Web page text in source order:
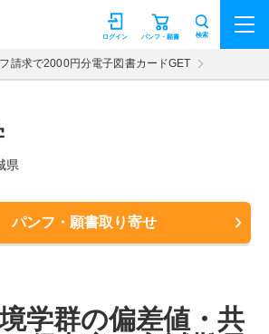
ジョン パンフ・願書
ログイン 検索
フ請求で2000円分電子図書カードGET
県
パンフ・願書取り寄せ
学群の偏差値・共